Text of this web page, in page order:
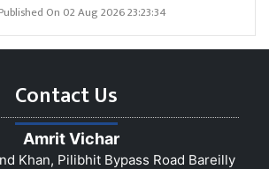
Published On 02 Aug 2026 23:23:34
Contact Us
Amrit Vichar
Khan, Pilibhit Bypass Road Bareilly